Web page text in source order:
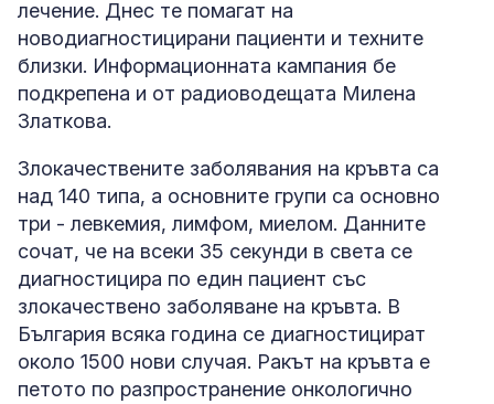
лечение. Днес те помагат на
новодиагностицирани пациенти и техните
близки. Информационната кампания бе
подкрепена и от радиоводещата Милена
Златкова.
Злокачествените заболявания на кръвта са
над 140 типа, а основните групи са основно
три - левкемия, лимфом, миелом. Данните
сочат, че на всеки 35 секунди в света се
диагностицира по един пациент със
злокачествено заболяване на кръвта. В
България всяка година се диагностицират
около 1500 нови случая. Ракът на кръвта е
петото по разпространение онкологично